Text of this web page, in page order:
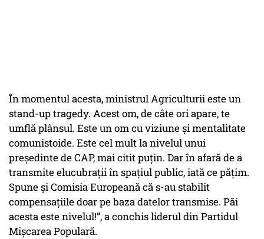
În momentul acesta, ministrul Agriculturii este un
stand-up tragedy. Acest om, de câte ori apare, te
umflă plânsul. Este un om cu viziune și mentalitate
comunistoide. Este cel mult la nivelul unui
președinte de CAP, mai citit puțin. Dar în afară de a
transmite elucubrații în spațiul public, iată ce pățim.
Spune și Comisia Europeană că s-au stabilit
compensațiile doar pe baza datelor transmise. Păi
acesta este nivelul!”, a conchis liderul din Partidul
Mișcarea Populară.